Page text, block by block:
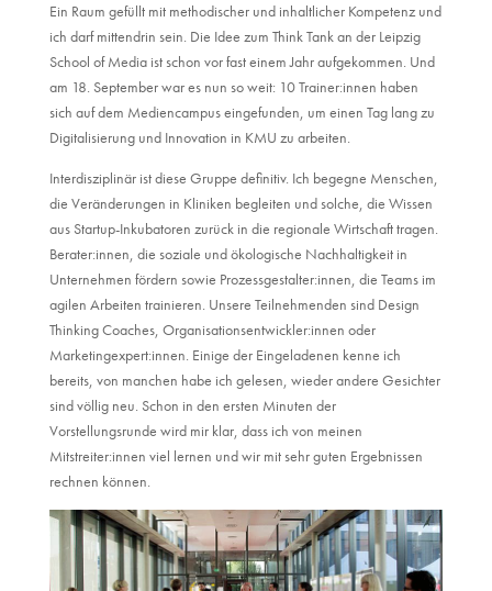
Ein Raum gefüllt mit methodischer und inhaltlicher Kompetenz und
ich darf mittendrin sein. Die Idee zum Think Tank an der Leipzig
School of Media ist schon vor fast einem Jahr aufgekommen. Und
am 18. September war es nun so weit: 10 Trainer:innen haben
sich auf dem Mediencampus eingefunden, um einen Tag lang zu
Digitalisierung und Innovation in KMU zu arbeiten.
Interdisziplinär ist diese Gruppe definitiv. Ich begegne Menschen,
die Veränderungen in Kliniken begleiten und solche, die Wissen
aus Startup-Inkubatoren zurück in die regionale Wirtschaft tragen.
Berater:innen, die soziale und ökologische Nachhaltigkeit in
Unternehmen fördern sowie Prozessgestalter:innen, die Teams im
agilen Arbeiten trainieren. Unsere Teilnehmenden sind Design
Thinking Coaches, Organisationsentwickler:innen oder
Marketingexpert:innen. Einige der Eingeladenen kenne ich
bereits, von manchen habe ich gelesen, wieder andere Gesichter
sind völlig neu. Schon in den ersten Minuten der
Vorstellungsrunde wird mir klar, dass ich von meinen
Mitstreiter:innen viel lernen und wir mit sehr guten Ergebnissen
rechnen können.